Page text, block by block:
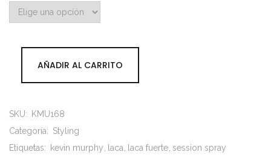
AÑADIR AL CARRITO
SKU:
KMU168
Categoría: Styling
Etiquetas:
kevin murphy laca laca fuerte session spray